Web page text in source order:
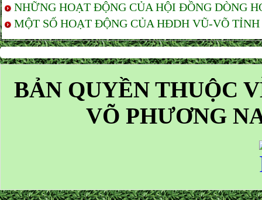
NHỮNG HOẠT ĐỘNG CỦA HỘI ĐỒNG DÒNG
MỘT SỐ HOẠT ĐỘNG CỦA HĐDH VŨ-VÕ
BẢN QUYỀN THUỘC
VÕ PHƯƠNG